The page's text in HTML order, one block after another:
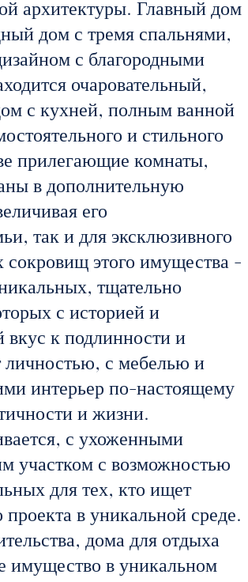
архитектуры. Главный дом
дом с тремя спальнями,
с благородными
очаровательный,
с кухней, полным ванной
и стильного
прилегающие комнаты,
в дополнительную
его
так и для эксклюзивного
сокровищ этого имущества -
тщательно
с историей и
к подлинности и
с мебелью и
интерьер по-настоящему
и жизни.
с ухоженными
участком с возможностью
для тех, кто ищет
проекта в уникальной среде.
дома для отдыха
имущество в уникальном